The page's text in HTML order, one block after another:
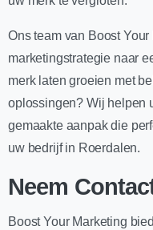
Ons team van Boost
marketingstrategie naar
merk laten groeien met
oplossingen? Wij helpen
gemaakte aanpak die
uw bedrijf in Roerdalen.
Neem
Boost Your Marketing